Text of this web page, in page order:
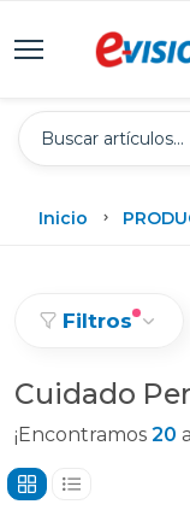
Inicio
Filtros
Cuidado
¡Encontramos 20